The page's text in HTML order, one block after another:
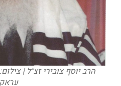
הרב יוסף צובירי זצ"ל |